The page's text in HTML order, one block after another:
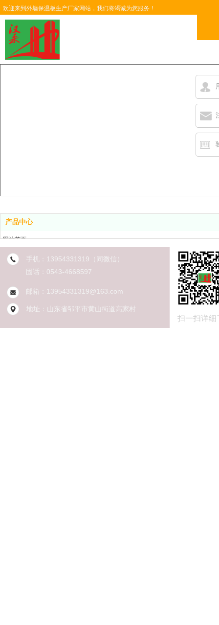
欢迎来到外墙保温板生产厂家网站，我们将竭诚为您服务！
手机： 13954331319 （同微信）
固话： 0543-4668597
邮箱：13954331319@163.com
地址：山东省邹平市黄山街道高家村
产品中心
网站首页
案例展示
关于我们
联系我们
扫一扫详细